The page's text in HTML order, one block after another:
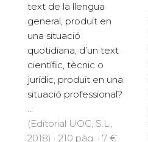
text de la llengua
general, produït en
una situació
quotidiana, d’un text
científic, tècnic o
jurídic, produït en una
situació professional?
...
(Editorial UOC, S.L.,
2018) · 210 pàg. · 7 €